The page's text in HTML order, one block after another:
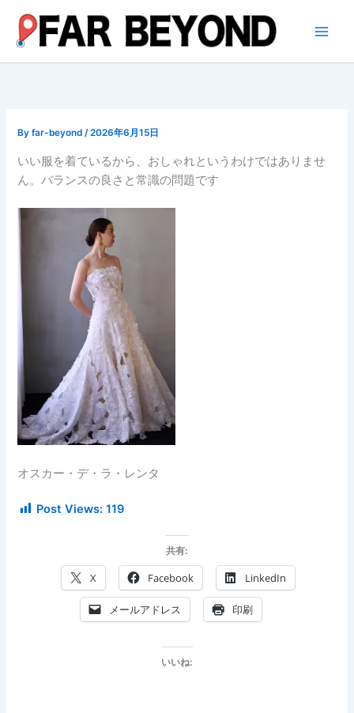
ス
Byfar-beyond/2026年6月15日
いい服を着ているから、おしゃれというわけではありませ
ん。バランスの良さと常識の問題です
オスカー・デ・ラ・レンタ
Post Views: 119
共有:
X Facebook LinkedIn
メールアドレス 印刷
いいね: